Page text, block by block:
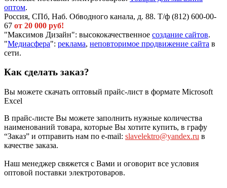
оптом.
Россия, СПб, Наб. Обводного канала, д. 88. Т/ф (812) 600-00-
67 от 20 000 руб!
"Максимов Дизайн": высококачественное создание сайтов.
"Медиасфера": реклама, неповторимое продвижение сайта в
сети.
Как сделать заказ?
Вы можете скачать оптовый прайс-лист в формате Microsoft
Excel
В прайс-листе Вы можете заполнить нужные количества
наименований товара, которые Вы хотите купить, в графу
“Заказ” и отправить нам по e-mail: slavelektro@yandex.ru в
качестве заказа.
Наш менеджер свяжется с Вами и оговорит все условия
оптовой поставки электротоваров.